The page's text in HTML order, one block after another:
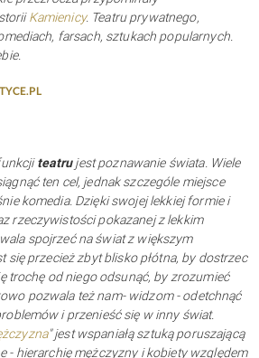
Kamienicy. Teatru prywatnego,
farsach, sztukach popularnych.
teatrujest poznawanie świata. ​Wiele
ten cel, jednak szczególe miejsce
komedia. Dzięki swojej lekkiej formie i
rzeczywistości pokazanej z lekkim
spojrzeć na świat z większym
się przecież zbyt blisko płótna, by dostrzec
trochę od niego odsunąć, by zrozumieć
pozwala też nam- widzom - odetchnąć
i przenieść się w inny świat.
" jest wspaniałą sztuką poruszającą
- hierarchię mężczyzny i kobiety względem